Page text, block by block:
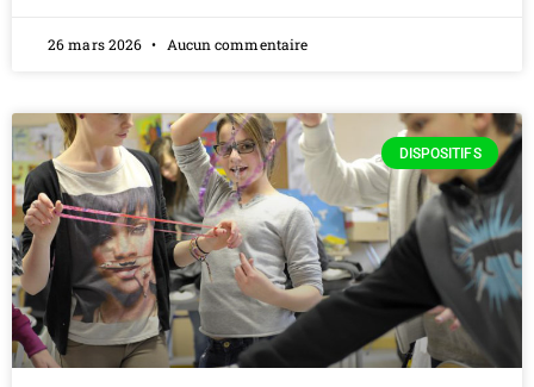
26 mars 2026 Aucun commentaire
DISPOSITIFS